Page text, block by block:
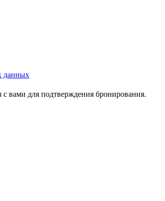
данных
вами для подтверждения бронирования.